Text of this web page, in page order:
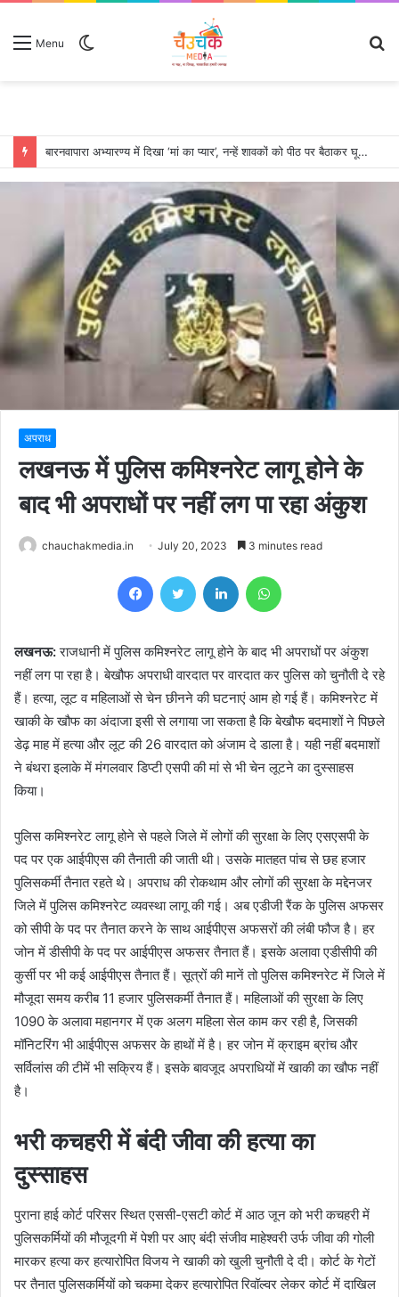
Menu
बारनवापारा अभ्यारण्य में दिखा ‘मां का प्यार’, नन्हें शावकों को पीठ पर बैठाकर घूमती दिखी मादा भालू
अपराध
लखनऊ में पुलिस कमिश्नरेट लागू होने के
बाद भी अपराधों पर नहीं लग पा रहा अंकुश
chauchakmedia.in July 20, 2023 3 minutes read
FacebookTwitter LinkedIn
लखनऊ:राजधानी में पुलिस कमिश्नरेट लागू होने के बाद भी अपराधों पर अंकुश
नहीं लग पा रहा है। बेखौफ अपराधी वारदात पर वारदात कर पुलिस को चुनौती दे रहे
हैं। हत्या, लूट व महिलाओं से चेन छीनने की घटनाएं आम हो गई हैं। कमिश्नरेट में
खाकी के खौफ का अंदाजा इसी से लगाया जा सकता है कि बेखौफ बदमाशों ने पिछले
डेढ़ माह में हत्या और लूट की 26 वारदात को अंजाम दे डाला है। यही नहीं बदमाशों
ने बंथरा इलाके में मंगलवार डिप्टी एसपी की मां से भी चेन लूटने का दुस्साहस
किया।
पुलिस कमिश्नरेट लागू होने से पहले जिले में लोगों की सुरक्षा के लिए एसएसपी के
पद पर एक आईपीएस की तैनाती की जाती थी। उसके मातहत पांच से छह हजार
पुलिसकर्मी तैनात रहते थे। अपराध की रोकथाम और लोगों की सुरक्षा के मद्देनजर
जिले में पुलिस कमिश्नरेट व्यवस्था लागू की गई। अब एडीजी रैंक के पुलिस अफसर
को सीपी के पद पर तैनात करने के साथ आईपीएस अफसरों की लंबी फौज है। हर
जोन में डीसीपी के पद पर आईपीएस अफसर तैनात हैं। इसके अलावा एडीसीपी की
कुर्सी पर भी कई आईपीएस तैनात हैं। सूत्रों की मानें तो पुलिस कमिश्नरेट में जिले में
मौजूदा समय करीब 11 हजार पुलिसकर्मी तैनात हैं। महिलाओं की सुरक्षा के लिए
1090 के अलावा महानगर में एक अलग महिला सेल काम कर रही है, जिसकी
मॉनिटरिंग भी आईपीएस अफसर के हाथों में है। हर जोन में क्राइम ब्रांच और
सर्विलांस की टीमें भी सक्रिय हैं। इसके बावजूद अपराधियों में खाकी का खौफ नहीं
है।
भरी कचहरी में बंदी जीवा की हत्या का
दुस्साहस
पुराना हाई कोर्ट परिसर स्थित एससी-एसटी कोर्ट में आठ जून को भरी कचहरी में
पुलिसकर्मियों की मौजूदगी में पेशी पर आए बंदी संजीव माहेश्वरी उर्फ जीवा की गोली
मारकर हत्या कर हत्यारोपित विजय ने खाकी को खुली चुनौती दे दी। कोर्ट के गेटों
पर तैनात पुलिसकर्मियों को चकमा देकर हत्यारोपित रिवॉल्वर लेकर कोर्ट में दाखिल